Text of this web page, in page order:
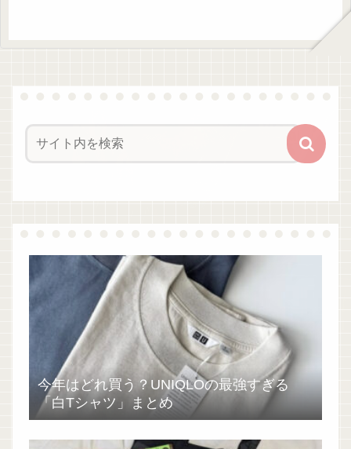
今年はどれ買う？UNIQLOの最強すぎる
「白Tシャツ」まとめ